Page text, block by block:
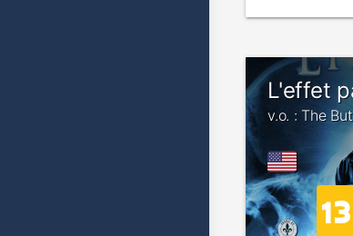
L'effet
v.o. : The